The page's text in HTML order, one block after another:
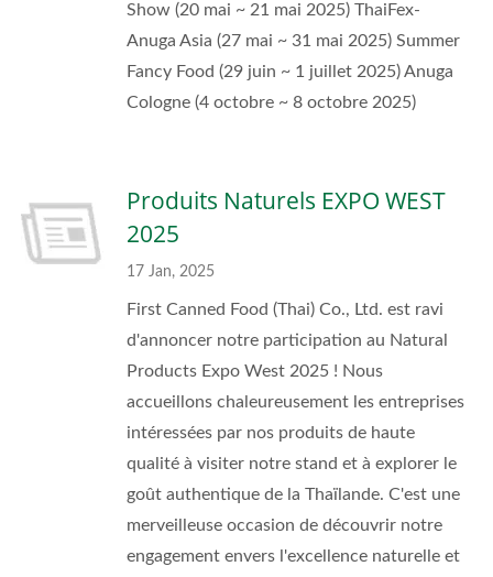
Show (20 mai ~ 21 mai 2025) ThaiFex-
Anuga Asia (27 mai ~ 31 mai 2025) Summer
Fancy Food (29 juin ~ 1 juillet 2025) Anuga
Cologne (4 octobre ~ 8 octobre 2025)
Produits Naturels EXPO WEST
2025
17 Jan, 2025
First Canned Food (Thai) Co., Ltd. est ravi
d'annoncer notre participation au Natural
Products Expo West 2025 ! Nous
accueillons chaleureusement les entreprises
intéressées par nos produits de haute
qualité à visiter notre stand et à explorer le
goût authentique de la Thaïlande. C'est une
merveilleuse occasion de découvrir notre
engagement envers l'excellence naturelle et